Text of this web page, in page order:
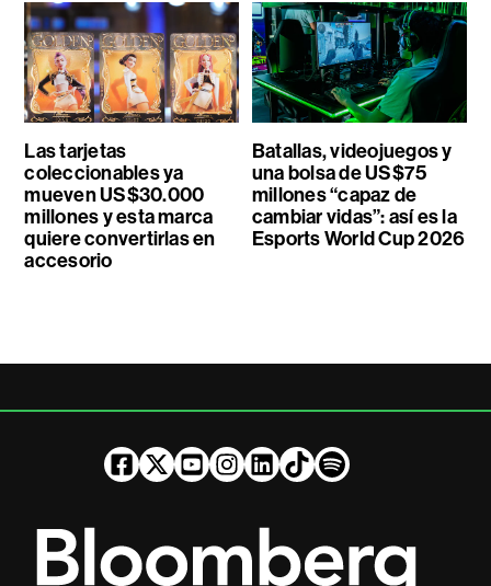
Las tarjetas
coleccionables ya
mueven US$30.000
millones y esta marca
quiere convertirlas en
accesorio
Batallas, videojuegos y
una bolsa de US$75
millones “capaz de
cambiar vidas”: así es la
Esports World Cup 2026